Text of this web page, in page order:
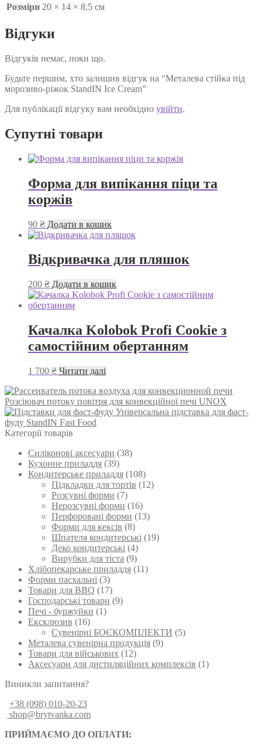
Розміри 20 × 14 × 8.5 см
Відгуки
Відгуків немає, поки що.
Будьте першим, хто залишив відгук на “Металева стійка під
морозиво-ріжок StandIN Ice Cream”
Для публікації відгуку вам необхідно увійти.
Супутні товари
Форма для випікання піци та
коржів
90 ₴ Додати в кошик
Відкривачка для пляшок
200 ₴ Додати в кошик
Качалка Kolobok Profi Cookie з
самостійним обертанням
1 700 ₴ Читати далі
Розсіювач потоку повітря для конвекційної печі UNOX
Універсальна підставка для фаст-
фуду StandIN Fast Food
Категорії товарів
Силіконові аксесуари (38)
Кухонне приладдя (39)
Кондитерське приладдя (108)
Підкладки для тортів (12)
Розсувні форми (7)
Нерозсувні форми (16)
Перфоровані форми (13)
Форми для кексів (8)
Шпателя кондитерські (19)
Деко кондитерські (4)
Вирубки для тіста (9)
Хлібопекарське приладдя (11)
Форми пасхальні (3)
Товари для BBQ (17)
Господарські товари (9)
Печі - буржуйки (1)
Ексклюзив (16)
Сувенірні БОЄКОМПЛЕКТИ (5)
Металева сувенірна продукція (9)
Товари для військових (12)
Аксесуари для дистиляційних комплексів (1)
Виникли запитання?
+38 (098) 010-20-23
shop@brytvanka.com
ПРИЙМАЄМО ДО ОПЛАТИ: